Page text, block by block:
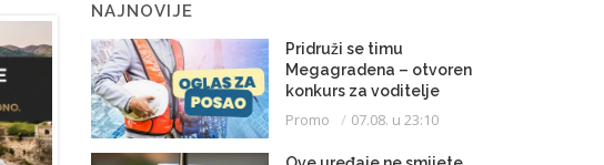
NAJNOVIJE
Pridruži se timu
Megagradena – otvoren
konkurs za voditelje
gradilišta
Promo 07.08. u 23:10